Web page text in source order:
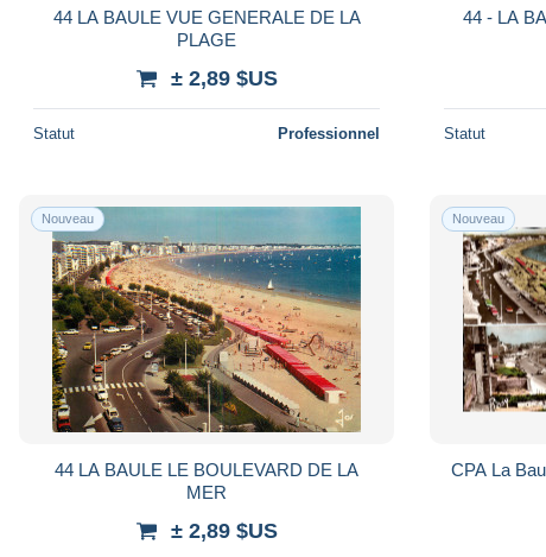
44 LA BAULE VUE GENERALE DE LA
PLAGE
± 2,89 $US
Statut Professionnel
44 - LA
Statut
Nouveau
44 LA BAULE LE BOULEVARD DE LA
MER
± 2,89 $US
Nouveau
CPA La